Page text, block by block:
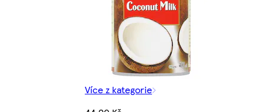
Více z kategorie